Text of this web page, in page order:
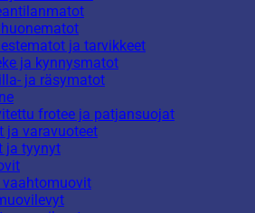
ja tarvikkeet
ja kynnysmatot
ja räsymatot
frotee ja patjansuojat
ja varavuoteet
ja tyynyt
vaahtomuovit